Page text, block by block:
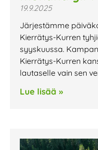
19.9.2025
Järjestämme
Kierrätys-Kurren
syyskuussa.
Kierrätys-Kurren
lautaselle vain sen
Lue lisää »